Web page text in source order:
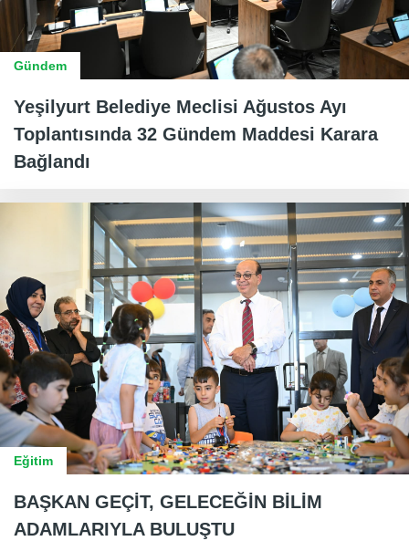
Gündem
Yeşilyurt Belediye Meclisi Ağustos Ayı
Toplantısında 32 Gündem Maddesi Karara
Bağlandı
Eğitim
BAŞKAN GEÇİT, GELECEĞİN BİLİM
ADAMLARIYLA BULUŞTU